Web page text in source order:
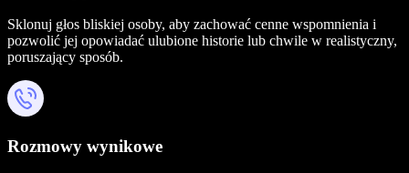
Sklonuj głos bliskiej osoby, aby zachować cenne wspomnienia i
pozwolić jej opowiadać ulubione historie lub chwile w realistyczny,
poruszający sposób.
Rozmowy wynikowe